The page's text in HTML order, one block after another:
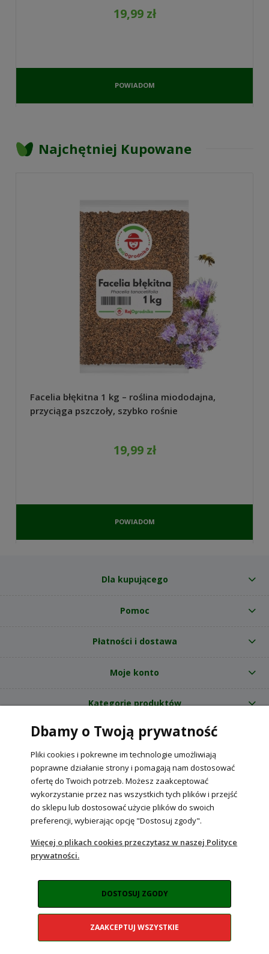
19,99 zł
POWIADOM
DOSTĘPNOŚCI
Najchętniej Kupowane
Facelia błękitna 1 kg – roślina miododajna,
przyciąga pszczoły, szybko rośnie
19,99 zł
POWIADOM
DOSTĘPNOŚCI
Dla kupującego
Pomoc
Płatności i dostawa
Moje konto
Kategorie produktów
O nas
Internetowy sklep ogrodniczy z nasionami RajOgrodnika.pl
NIP: 6090037061, REGON: 260240470 | Czarnca, ul. Tęczowa 31, 29-100
Włoszczowa
POKAŻ PEŁNĄ WERSJĘ STRONY
Sklep internetowy Shoper Premium
NahoMedia.com
Dbamy o Twoją prywatność
Pliki cookies i pokrewne im technologie umożliwiają
poprawne działanie strony i pomagają nam dostosować
ofertę do Twoich potrzeb. Możesz zaakceptować
wykorzystanie przez nas wszystkich tych plików i przejść
do sklepu lub dostosować użycie plików do swoich
preferencji, wybierając opcję "Dostosuj zgody".
Więcej o plikach cookies przeczytasz w naszej Polityce
prywatności.
DOSTOSUJ ZGODY
ZAAKCEPTUJ WSZYSTKIE